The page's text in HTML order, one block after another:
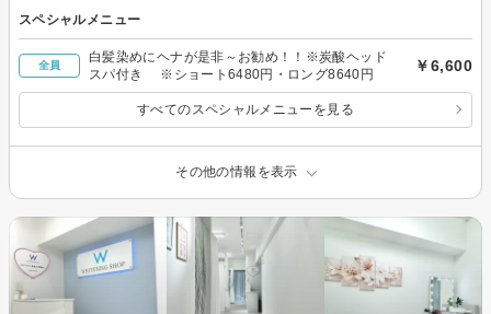
スペシャルメニュー
全員
白髪染めにヘナが是非～お勧め！！※炭酸ヘッド
スパ付き ※ショート6480円・ロング8640円
￥6,600
すべてのスペシャルメニューを見る
その他の情報を表示